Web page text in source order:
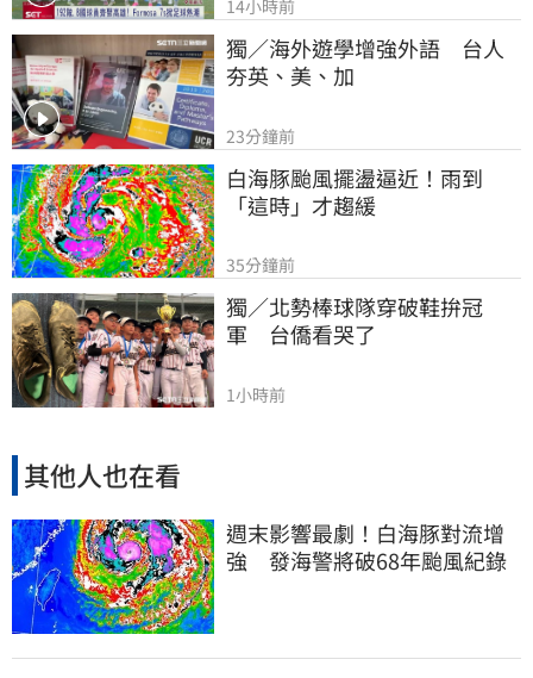
14小時前
獨／海外遊學增強外語　台人
夯英、美、加
23分鐘前
白海豚颱風擺盪逼近！雨到
「這時」才趨緩
35分鐘前
獨／北勢棒球隊穿破鞋拚冠
軍　台僑看哭了
1小時前
其他人也在看
週末影響最劇！白海豚對流增
強 發海警將破68年颱風紀錄